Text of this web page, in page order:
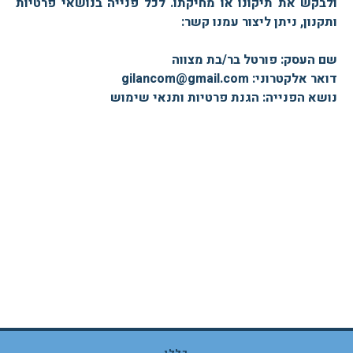
ותקנון, ניתן ליצור עמנו קשר:
שם העסק: פורטל בר/בת מצווה
דואר אלקטרוני: gilancom@gmail.com
נושא הפנייה: הגנת פרטיות ותנאי שימוש